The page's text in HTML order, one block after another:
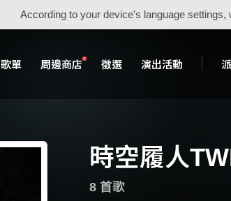
According to your device's language settings,
歌單 周邊商店 徵選 演出活動
時空履人
8 首歌